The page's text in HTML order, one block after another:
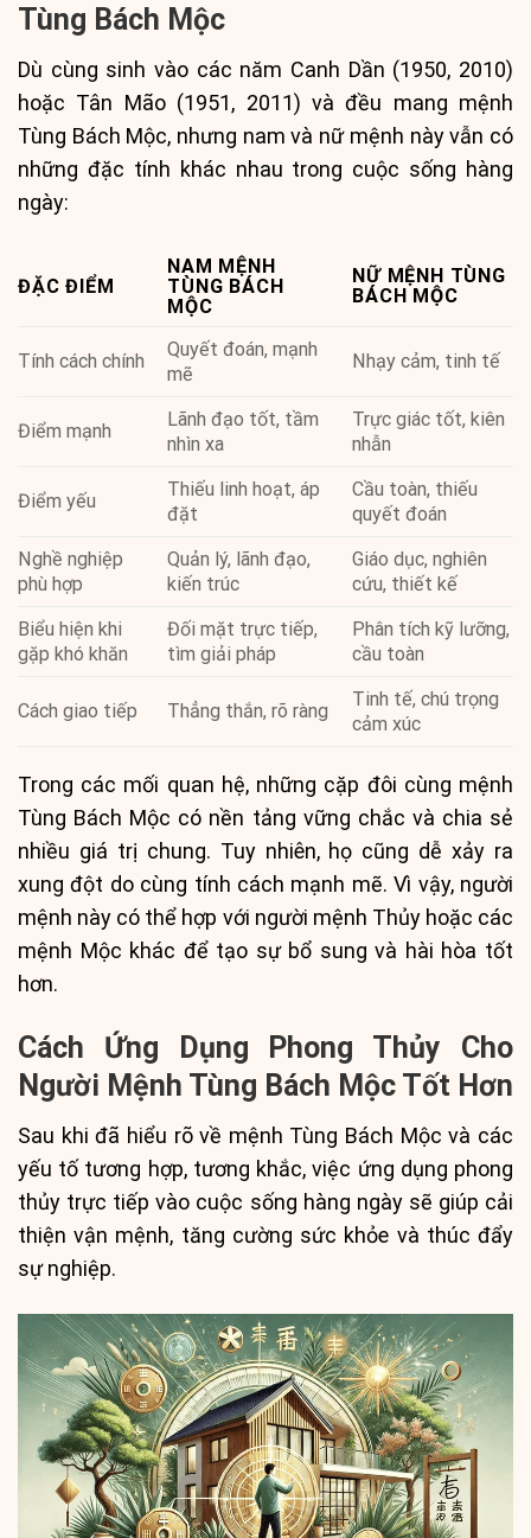
Tùng Bách Mộc
Dù cùng sinh vào các năm Canh Dần (1950, 2010)
hoặc Tân Mão (1951, 2011) và đều mang mệnh
Tùng Bách Mộc, nhưng nam và nữ mệnh này vẫn có
những đặc tính khác nhau trong cuộc sống hàng
ngày:
ĐẶC ĐIỂM
NAM MỆNH
TÙNG BÁCH
MỘC
NỮ MỆNH TÙNG
BÁCH MỘC
Tính cách chính
Quyết đoán, mạnh
mẽ
Nhạy cảm, tinh tế
Điểm mạnh
Lãnh đạo tốt, tầm
nhìn xa
Trực giác tốt, kiên
nhẫn
Điểm yếu
Thiếu linh hoạt, áp
đặt
Cầu toàn, thiếu
quyết đoán
Nghề nghiệp
phù hợp
Quản lý, lãnh đạo,
kiến trúc
Giáo dục, nghiên
cứu, thiết kế
Biểu hiện khi
gặp khó khăn
Đối mặt trực tiếp,
tìm giải pháp
Phân tích kỹ lưỡng,
cầu toàn
Cách giao tiếp Thẳng thắn, rõ ràng
Tinh tế, chú trọng
cảm xúc
Trong các mối quan hệ, những cặp đôi cùng mệnh
Tùng Bách Mộc có nền tảng vững chắc và chia sẻ
nhiều giá trị chung. Tuy nhiên, họ cũng dễ xảy ra
xung đột do cùng tính cách mạnh mẽ. Vì vậy, người
mệnh này có thể hợp với người mệnh Thủy hoặc các
mệnh Mộc khác để tạo sự bổ sung và hài hòa tốt
hơn.
Cách Ứng Dụng Phong Thủy Cho
Người Mệnh Tùng Bách Mộc Tốt Hơn
Sau khi đã hiểu rõ về mệnh Tùng Bách Mộc và các
yếu tố tương hợp, tương khắc, việc ứng dụng phong
thủy trực tiếp vào cuộc sống hàng ngày sẽ giúp cải
thiện vận mệnh, tăng cường sức khỏe và thúc đẩy
sự nghiệp.